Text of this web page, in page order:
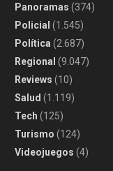
Panoramas (374)
Policial (1.545)
Política (2.687)
Regional (9.047)
Reviews (10)
Salud (1.119)
Tech (125)
Turismo (124)
Videojuegos (4)